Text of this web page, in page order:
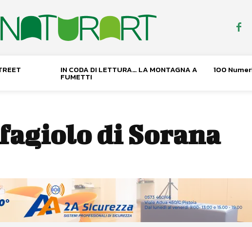
IN CODA DI LETTURA… LA MONTAGNA A
FUMETTI
100
fagiolo di Sorana